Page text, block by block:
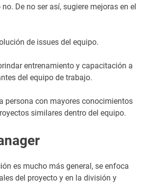
De no ser así, sugiere mejoras en el
de issues del equipo.
entrenamiento y capacitación a
del equipo de trabajo.
persona con mayores conocimientos
similares dentro del equipo.
es mucho más general, se enfoca
del proyecto y en la división y